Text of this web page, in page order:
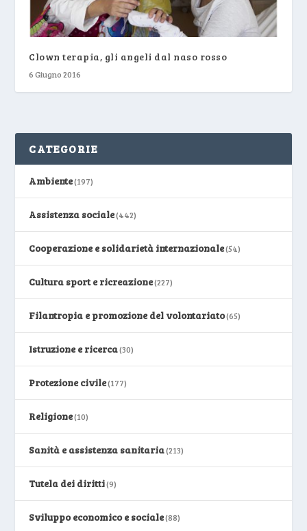
Clown terapia, gli angeli dal naso rosso
6 Giugno 2016
CATEGORIE
Ambiente(197)
Assistenza sociale(442)
Cooperazione e solidarietà internazionale(54)
Cultura sport e ricreazione(227)
Filantropia e promozione del volontariato(65)
Istruzione e ricerca(30)
Protezione civile(177)
Religione(10)
Sanità e assistenza sanitaria(213)
Tutela dei diritti(9)
Sviluppo economico e sociale(88)